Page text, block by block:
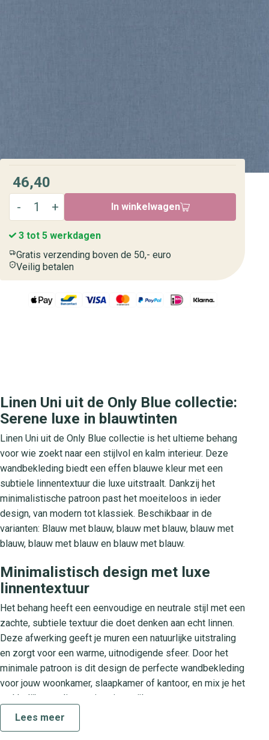
46,40
In winkelwagen
3 tot 5 werkdagen
Gratis verzending boven de 50,- euro
Veilig betalen
Linen Uni uit de Only Blue collectie:
Serene luxe in blauwtinten
Linen Uni uit de Only Blue collectie is het ultieme behang
voor wie zoekt naar een stijlvol en kalm interieur. Deze
wandbekleding biedt een effen blauwe kleur met een
subtiele linnentextuur die luxe uitstraalt. Dankzij het
minimalistische patroon past het moeiteloos in ieder
design, van modern tot klassiek. Beschikbaar in de
varianten: Blauw met blauw, blauw met blauw, blauw met
blauw, blauw met blauw en blauw met blauw.
Minimalistisch design met luxe
linnentextuur
Het behang heeft een eenvoudige en neutrale stijl met een
zachte, subtiele textuur die doet denken aan echt linnen.
Deze afwerking geeft je muren een natuurlijke uitstraling
en zorgt voor een warme, uitnodigende sfeer. Door het
minimale patroon is dit design de perfecte wandbekleding
voor jouw woonkamer, slaapkamer of kantoor, en mix je het
makkelijk met diverse interieurstijlen.
Collectie Only Blue: Een reeks
Lees meer